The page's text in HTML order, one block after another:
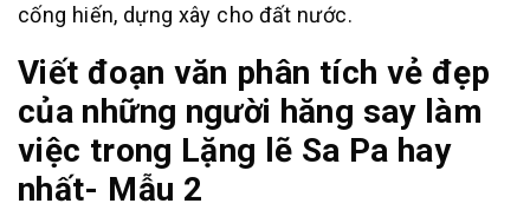
cống hiến, dựng xây cho đất nước.
Viết đoạn văn phân tích vẻ đẹp
của những người hăng say làm
việc trong Lặng lẽ Sa Pa hay
nhất- Mẫu 2